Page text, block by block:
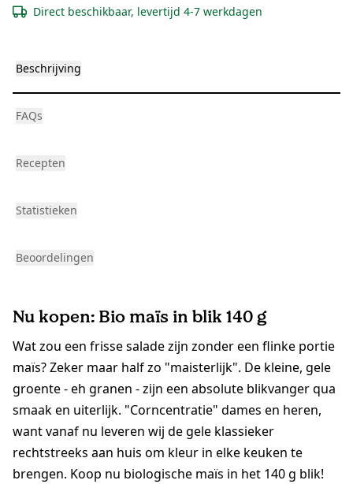
Direct beschikbaar, levertijd 4-7 werkdagen
Beschrijving
FAQs
Recepten
Statistieken
Beoordelingen
Nu kopen: Bio maïs in blik 140 g
Wat zou een frisse salade zijn zonder een flinke portie
maïs? Zeker maar half zo "maisterlijk". De kleine, gele
groente - eh granen - zijn een absolute blikvanger qua
smaak en uiterlijk. "Corncentratie" dames en heren,
want vanaf nu leveren wij de gele klassieker
rechtstreeks aan huis om kleur in elke keuken te
brengen. Koop nu biologische maïs in het 140 g blik!